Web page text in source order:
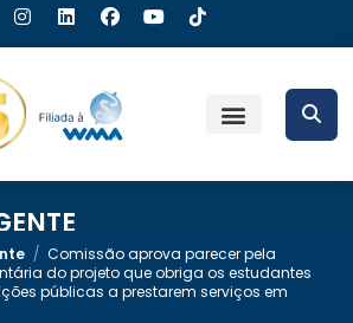
/ Comissão aprova parecer pela
do projeto que obriga os estudantes
públicas a prestarem serviços em